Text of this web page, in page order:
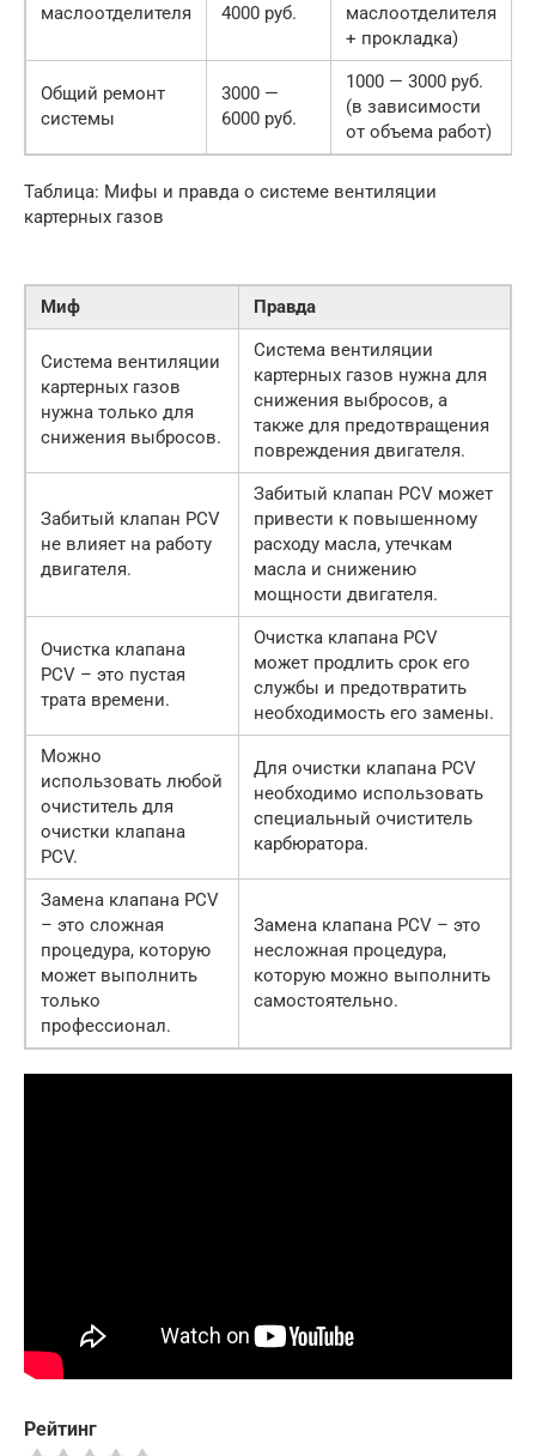
маслоотделителя
4000 руб.
маслоотделителя
+ прокладка)
Общий ремонт
системы
3000 —
6000 руб.
1000 — 3000 руб.
(в зависимости
от объема работ)
Таблица: Мифы и правда о системе вентиляции
картерных газов
Миф Правда
Система вентиляции
картерных газов
нужна только для
снижения выбросов.
Система вентиляции
картерных газов нужна для
снижения выбросов, а
также для предотвращения
повреждения двигателя.
Забитый клапан PCV
не влияет на работу
двигателя.
Забитый клапан PCV может
привести к повышенному
расходу масла, утечкам
масла и снижению
мощности двигателя.
Очистка клапана
PCV – это пустая
трата времени.
Очистка клапана PCV
может продлить срок его
службы и предотвратить
необходимость его замены.
Можно
использовать любой
очиститель для
очистки клапана
PCV.
Для очистки клапана PCV
необходимо использовать
специальный очиститель
карбюратора.
Замена клапана PCV
– это сложная
процедура, которую
может выполнить
только
профессионал.
Замена клапана PCV – это
несложная процедура,
которую можно выполнить
самостоятельно.
Рейтинг